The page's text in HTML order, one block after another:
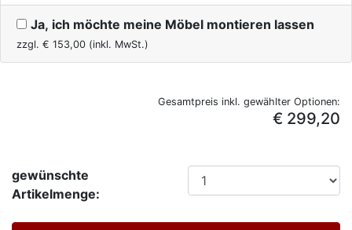
Ja, ich möchte meine Möbel montieren lassen
zzgl. € 153,00 (inkl. MwSt.)
Gesamtpreis inkl. gewählter Optionen:
€ 299,20
gewünschte
Artikelmenge: